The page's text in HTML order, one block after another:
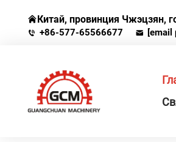
Китай, провинция Чжэцзян,
+86-577-65566677 [email